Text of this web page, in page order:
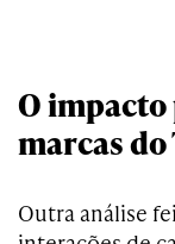
O
marcas do
Outra análise